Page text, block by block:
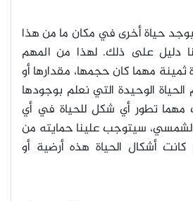
بوجد حياة أخرى في مكان ما من هذا
دليل على ذلك. لهذا من المهم
ثمينة مهما كان حجمها، مقدارها أو
الوحيدة التي نعلم بوجودها
مهما تطور أي شكل للحياة في أي
سيتوجب علينا حمايته من
أشكال الحياة هذه أرضية أو